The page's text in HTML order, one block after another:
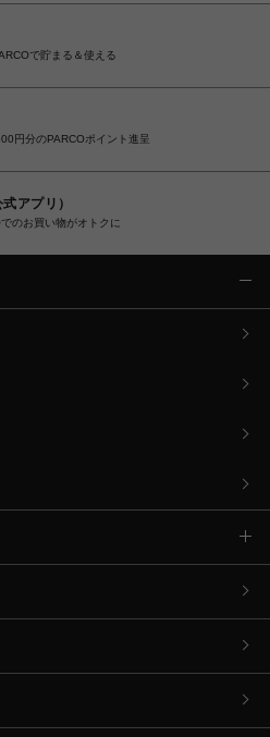
で貯まる＆使える
円分のPARCOポイント進呈
アプリ）
のお買い物がオトクに